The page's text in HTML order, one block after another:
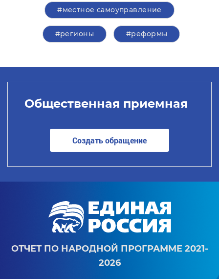
#местное самоуправление
#регионы #реформы
Общественная приемная
Создать обращение
ОТЧЕТ ПО НАРОДНОЙ ПРОГРАММЕ 2021-
2026